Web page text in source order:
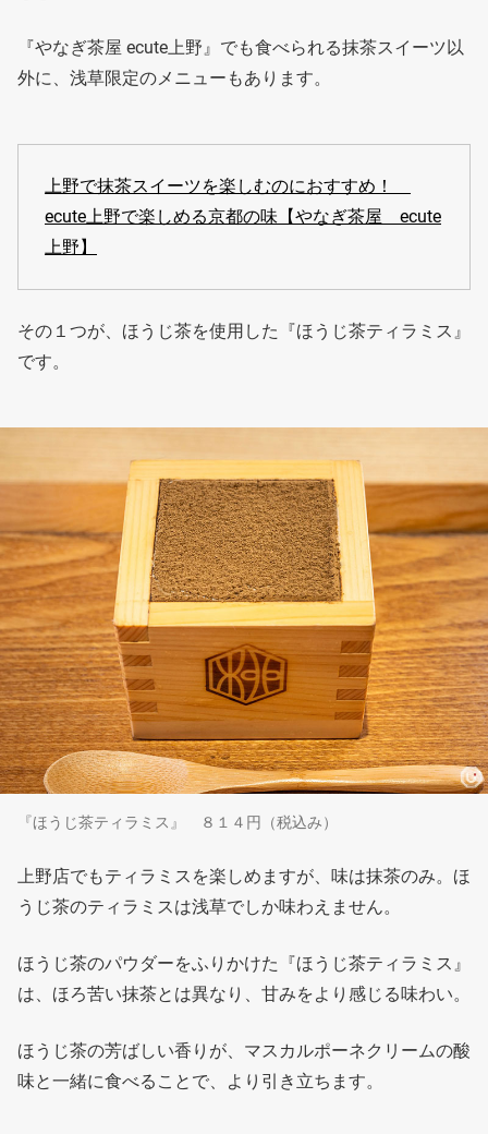
『やなぎ茶屋 ecute上野』でも食べられる抹茶スイーツ以
外に、浅草限定のメニューもあります。
上野で抹茶スイーツを楽しむのにおすすめ！
ecute上野で楽しめる京都の味【やなぎ茶屋 ecute
上野】
その１つが、ほうじ茶を使用した『ほうじ茶ティラミス』
です。
『ほうじ茶ティラミス』 ８１４円（税込み）
上野店でもティラミスを楽しめますが、味は抹茶のみ。ほ
うじ茶のティラミスは浅草でしか味わえません。
ほうじ茶のパウダーをふりかけた『ほうじ茶ティラミス』
は、ほろ苦い抹茶とは異なり、甘みをより感じる味わい。
ほうじ茶の芳ばしい香りが、マスカルポーネクリームの酸
味と一緒に食べることで、より引き立ちます。